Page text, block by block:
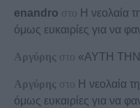
enandro στο Η νεολαία
όμως ευκαιρίες για να
Αργύρης στο «ΑΥΤΗ
Αργύρης στο Η νεολαία
όμως ευκαιρίες για να